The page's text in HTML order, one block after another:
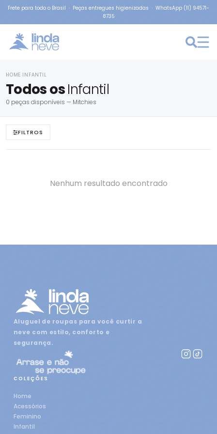
Frete para todo o Brasil · Peças entregues higienizadas · WhatsApp (11) 94571-
8735
HOME INFANTIL
Todos osInfantil
0 peças disponíveis — Mitchies
FILTROS
Nenhum resultado encontrado
Aluguel de roupas para você curtir a
neve com estilo, conforto e
segurança.
COLEÇÕES
Home
Acessórios
Feminino
Infantil